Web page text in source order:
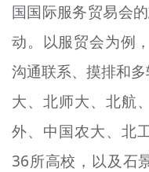
国国际服务贸易会
动。以服贸会为例
沟通联系、摸排和
大、北师大、北航
外、中国农大、北
36所高校，以及石